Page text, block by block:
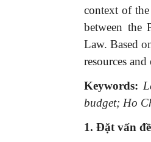
context of
between the
Law. Based
resources
Keywords:
budget; Ho
1. Đặt vấn đề